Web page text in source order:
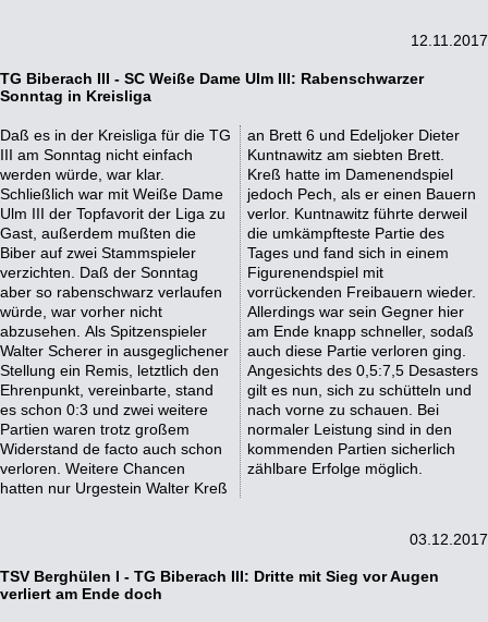
12.11.2017
TG Biberach III - SC Weiße Dame Ulm III: Rabenschwarzer
Sonntag in Kreisliga
Daß es in der Kreisliga für die TG
III am Sonntag nicht einfach
werden würde, war klar.
Schließlich war mit Weiße Dame
Ulm III der Topfavorit der Liga zu
Gast, außerdem mußten die
Biber auf zwei Stammspieler
verzichten. Daß der Sonntag
aber so rabenschwarz verlaufen
würde, war vorher nicht
abzusehen. Als Spitzenspieler
Walter Scherer in ausgeglichener
Stellung ein Remis, letztlich den
Ehrenpunkt, vereinbarte, stand
es schon 0:3 und zwei weitere
Partien waren trotz großem
Widerstand de facto auch schon
verloren. Weitere Chancen
hatten nur Urgestein Walter Kreß
an Brett 6 und Edeljoker Dieter
Kuntnawitz am siebten Brett.
Kreß hatte im Damenendspiel
jedoch Pech, als er einen Bauern
verlor. Kuntnawitz führte derweil
die umkämpfteste Partie des
Tages und fand sich in einem
Figurenendspiel mit
vorrückenden Freibauern wieder.
Allerdings war sein Gegner hier
am Ende knapp schneller, sodaß
auch diese Partie verloren ging.
Angesichts des 0,5:7,5 Desasters
gilt es nun, sich zu schütteln und
nach vorne zu schauen. Bei
normaler Leistung sind in den
kommenden Partien sicherlich
zählbare Erfolge möglich.
03.12.2017
TSV Berghülen I - TG Biberach III: Dritte mit Sieg vor Augen
verliert am Ende doch